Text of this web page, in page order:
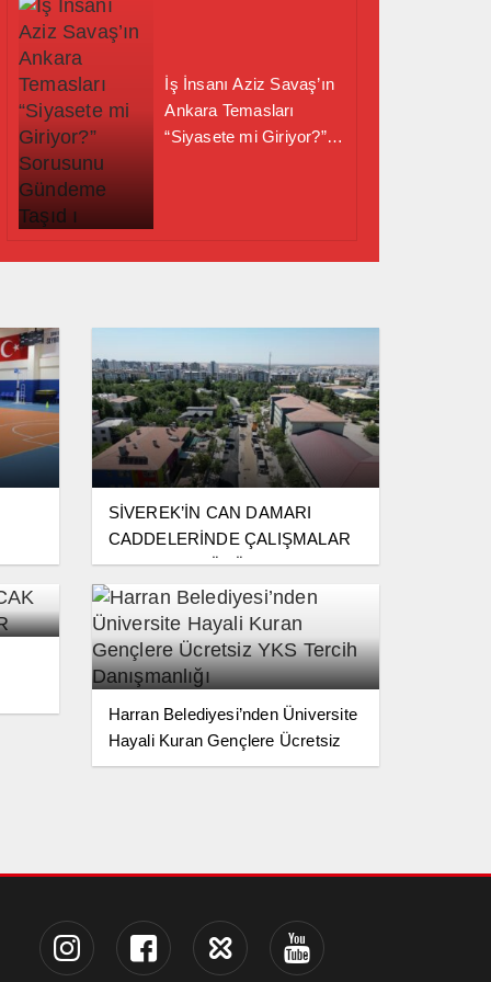
İş İnsanı Aziz Savaş’ın
Ankara Temasları
“Siyasete mi Giriyor?”
SİVEREK’İN CAN DAMARI
CADDELERİNDE ÇALIŞMALAR
ARALIKSIZ SÜRÜYOR
Harran Belediyesi’nden Üniversite
Hayali Kuran Gençlere Ücretsiz
YKS Tercih Danışmanlığı